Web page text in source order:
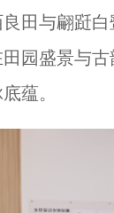
良田与翩跹
园盛景与
蕴。